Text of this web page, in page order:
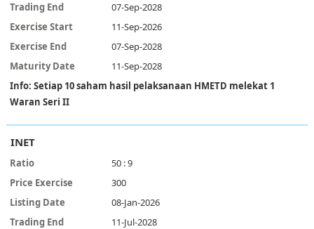
07-Sep-2028
11-Sep-2026
07-Sep-2028
11-Sep-2028
Info: Setiap 10 saham hasil pelaksanaan HMETD melekat 1
Waran Seri II
INET
50 : 9
300
08-Jan-2026
11-Jul-2028